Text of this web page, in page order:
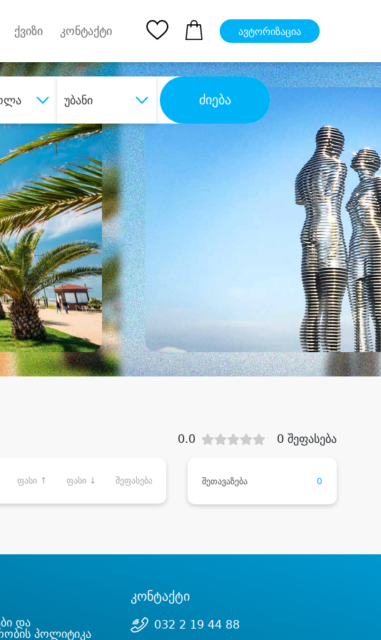
ქვიზი კონტაქტი ავტორიზაცია
უბანი ძიება
დიდი დანაზოგით
0.0 0 შეფასება
ფასი ↑ ფასი ↓ შეფასება შეთავაზება 0
და
პოლიტიკა
კონტაქტი
032 2 19 44 88